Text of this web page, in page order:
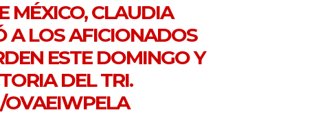
MÉXICO, CLAUDIA
A LOS AFICIONADOS
ESTE DOMINGO Y
DEL TRI.
OVAEIWPELA